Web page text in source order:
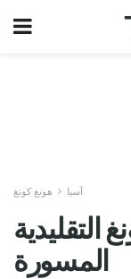
آسيا هونغ كونغ
التقليدية
المسورة